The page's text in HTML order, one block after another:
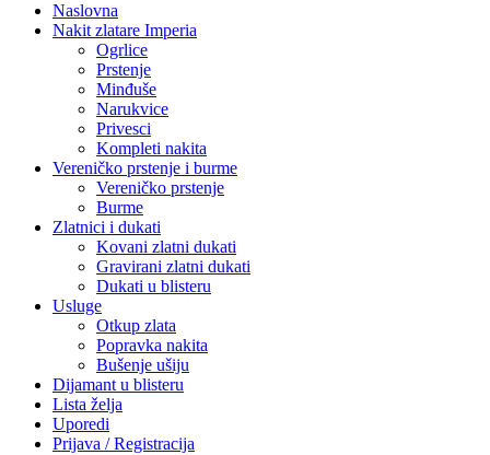
Naslovna
Nakit zlatare Imperia
Ogrlice
Prstenje
Minđuše
Narukvice
Privesci
Kompleti nakita
Vereničko prstenje i burme
Vereničko prstenje
Burme
Zlatnici i dukati
Kovani zlatni dukati
Gravirani zlatni dukati
Dukati u blisteru
Usluge
Otkup zlata
Popravka nakita
Bušenje ušiju
Dijamant u blisteru
Lista želja
Uporedi
Prijava / Registracija